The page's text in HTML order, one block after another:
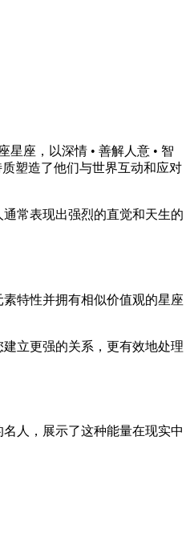
星座，以深情 • 善解人意 • 智
塑造了他们与世界互动和应对
常表现出强烈的直觉和天生的
特性并拥有相似价值观的星座
立更强的关系，更有效地处理
人，展示了这种能量在现实中